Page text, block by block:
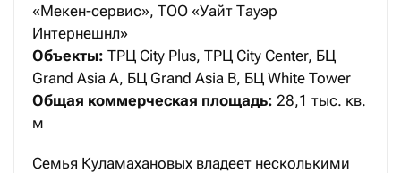
«Мекен-сервис», ТОО «Уайт Тауэр
Интернешнл»
Объекты: ТРЦ City Plus, ТРЦ City Center, БЦ
Grand Asia A, БЦ Grand Asia B, БЦ White Tower
Общая коммерческая площадь: 28,1 тыс. кв.
м
Семья Куламахановых владеет несколькими